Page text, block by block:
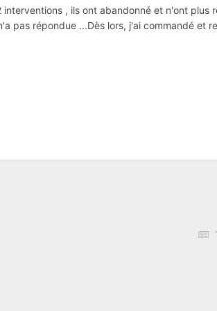
, ils ont abandonné et n'ont plus
pas répondue ...Dès lors, j'ai commandé et